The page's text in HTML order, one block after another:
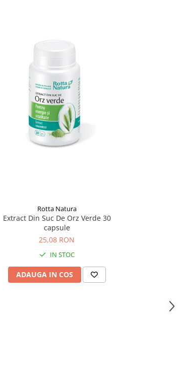
Rotta Natura
Extract Din Suc De Orz Verde 30
capsule
25,08 RON
IN STOC
ADAUGA IN COS